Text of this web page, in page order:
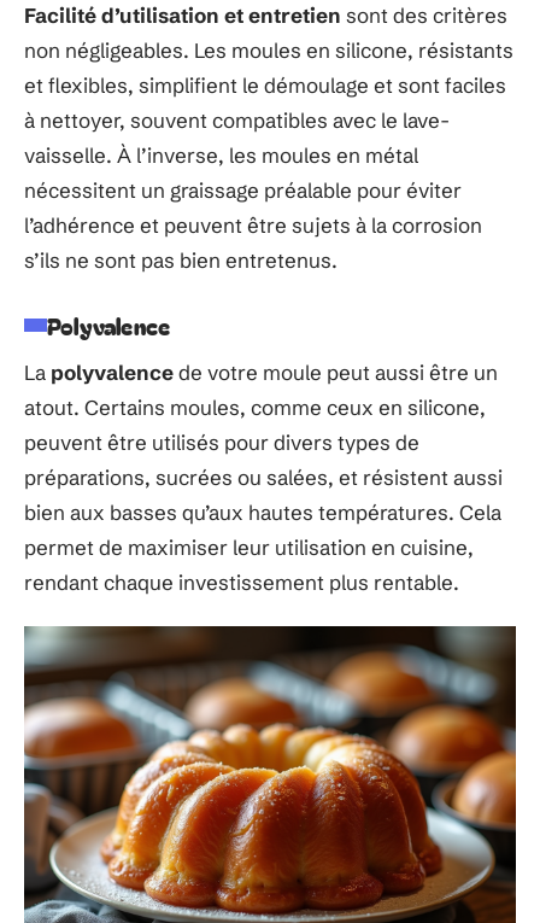
Facilité d’utilisation et entretien sont des critères
non négligeables. Les moules en silicone, résistants
et flexibles, simplifient le démoulage et sont faciles
à nettoyer, souvent compatibles avec le lave-
vaisselle. À l’inverse, les moules en métal
nécessitent un graissage préalable pour éviter
l’adhérence et peuvent être sujets à la corrosion
s’ils ne sont pas bien entretenus.
Polyvalence
La polyvalencede votre moule peut aussi être un
atout. Certains moules, comme ceux en silicone,
peuvent être utilisés pour divers types de
préparations, sucrées ou salées, et résistent aussi
bien aux basses qu’aux hautes températures. Cela
permet de maximiser leur utilisation en cuisine,
rendant chaque investissement plus rentable.